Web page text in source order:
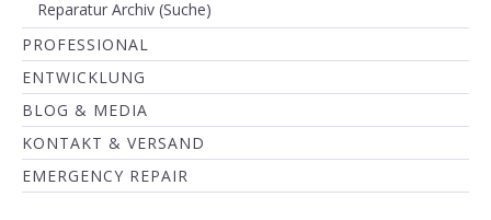
Reparatur Archiv (Suche)
PROFESSIONAL
ENTWICKLUNG
BLOG & MEDIA
KONTAKT & VERSAND
EMERGENCY REPAIR